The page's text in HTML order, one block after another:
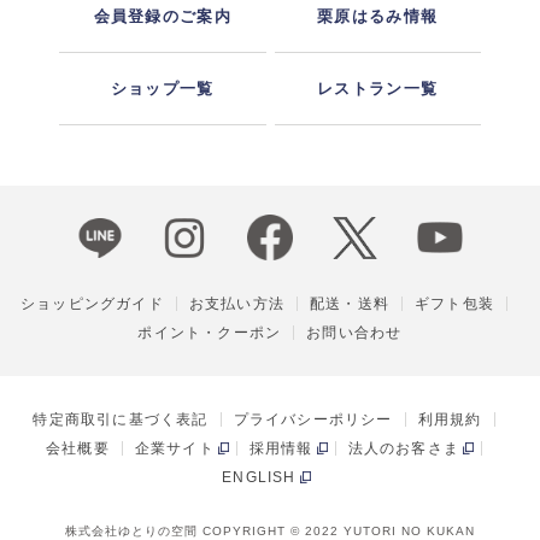
会員登録のご案内 栗原はるみ情報
ショップ一覧 レストラン一覧
ショッピングガイド お支払い方法 配送・送料
ギフト包装
ポイント・クーポン
お問い合わせ
特定商取引に基づく表記 プライバシーポリシー
利用規約
会社概要
企業サイト 採用情報
法人のお客さま
ENGLISH
株式会社ゆとりの空間 COPYRIGHT © 2022 YUTORI NO KUKAN